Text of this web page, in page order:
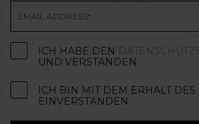
ICH HABE DEN
UND VERSTANDEN
ICH BIN MIT DEM ERHALT DES
EINVERSTANDEN